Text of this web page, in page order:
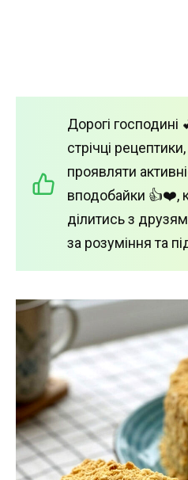
Дорогі господині
стрічці рецептики,
проявляти
вподобайки 👍❤️,
ділитись з
за розуміння та